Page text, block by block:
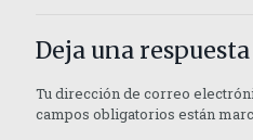
Deja una respuesta
Tu dirección de correo
campos obligatorios están